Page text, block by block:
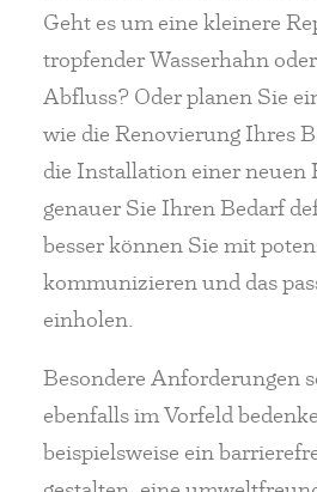
Geht es um eine kleinere
tropfender Wasserhahn
Abfluss? Oder planen Sie
wie die Renovierung Ihres
die Installation einer neuen
genauer Sie Ihren Bedarf
besser können Sie mit
kommunizieren und das
einholen.
Besondere Anforderungen
ebenfalls im Vorfeld
beispielsweise ein